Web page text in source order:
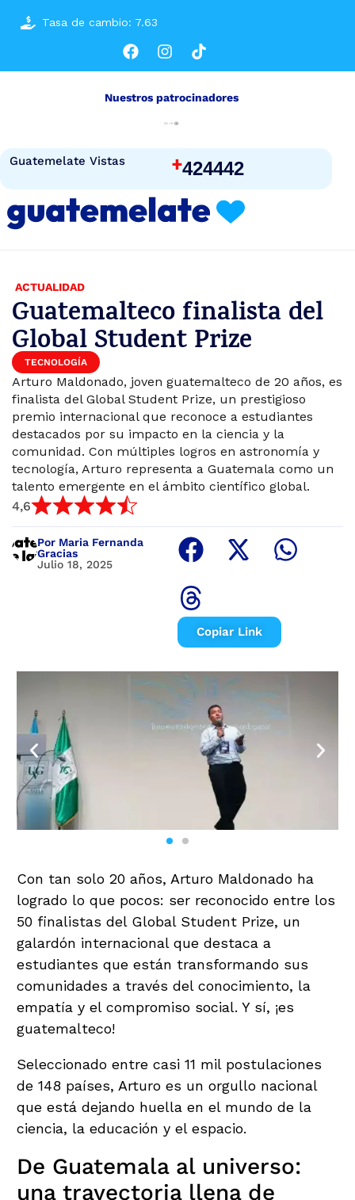
Tasa de cambio: 7.63
Guatemelate Vistas +424442
Nuestros patrocinadores
ACTUALIDAD
Guatemalteco finalista del
Global Student Prize
TECNOLOGÍA
Arturo Maldonado, joven guatemalteco de 20 años, es
finalista del Global Student Prize, un prestigioso
premio internacional que reconoce a estudiantes
destacados por su impacto en la ciencia y la
comunidad. Con múltiples logros en astronomía y
tecnología, Arturo representa a Guatemala como un
talento emergente en el ámbito científico global.
4,6
Por Maria Fernanda
Gracias
Julio 18, 2025
Copiar Link
Con tan solo 20 años, Arturo Maldonado ha
logrado lo que pocos: ser reconocido entre los
50 finalistas del Global Student Prize, un
galardón internacional que destaca a
estudiantes que están transformando sus
comunidades a través del conocimiento, la
empatía y el compromiso social. Y sí, ¡es
guatemalteco!
Seleccionado entre casi 11 mil postulaciones
de 148 países, Arturo es un orgullo nacional
que está dejando huella en el mundo de la
ciencia, la educación y el espacio.
De Guatemala al universo:
una trayectoria llena de